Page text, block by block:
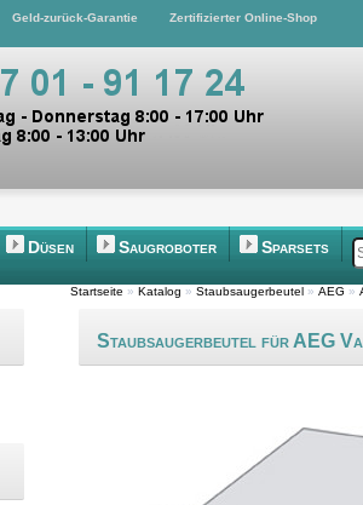
Geld-zurück-Garantie Zertifizierter Online-Shop
Düsen Saugroboter Sparsets
Startseite » Katalog » Staubsaugerbeutel » AEG »
Staubsaugerbeutel für AEG